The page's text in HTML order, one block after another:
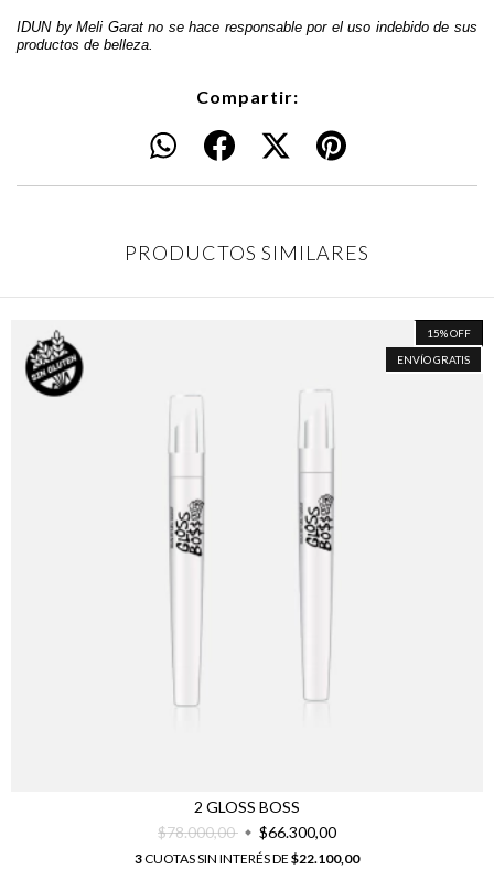
IDUN by Meli Garat no se hace responsable por el uso indebido de sus
productos de belleza.
Compartir:
PRODUCTOS SIMILARES
15%OFF
ENVÍO GRATIS
2 GLOSS BOSS
$78.000,00
$66.300,00
3CUOTAS SIN INTERÉS DE $22.100,00